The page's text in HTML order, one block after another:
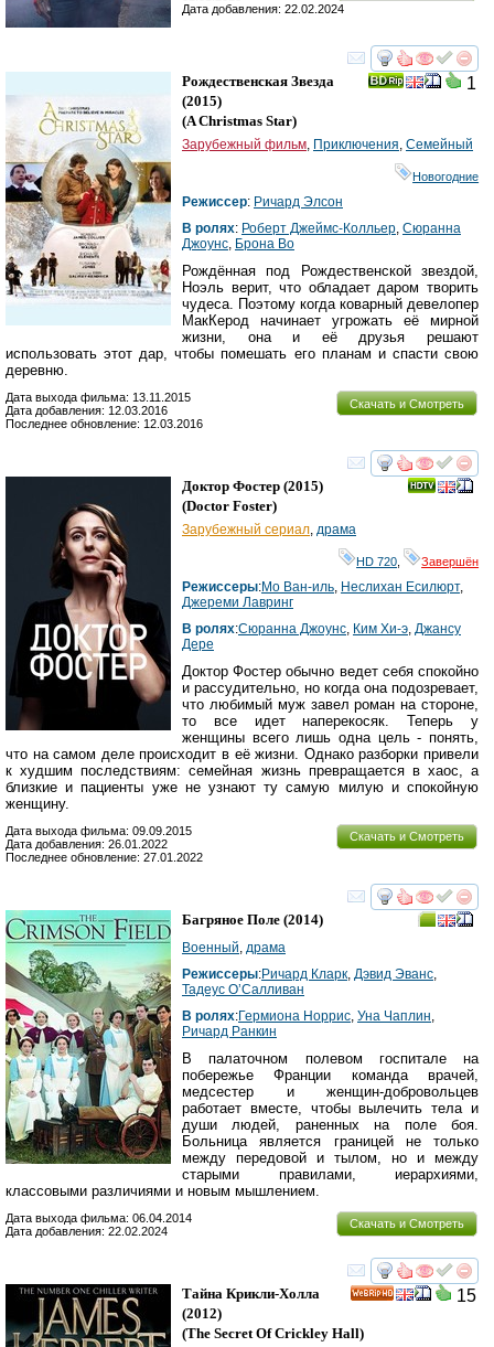
Дата добавления: 22.02.2024
смотреть
1
Рождественская Звезда
(2015)
(A Christmas Star)
Зарубежный фильм, Приключения, Семейный
Новогодние
Режиссер: Ричард Элсон
В ролях: Роберт Джеймс-Колльер, Сюранна
Джоунс, Брона Во
Рождённая под Рождественской звездой,
Ноэль верит, что обладает даром творить
чудеса. Поэтому когда коварный девелопер
МакКерод начинает угрожать её мирной
жизни, она и её друзья решают
использовать этот дар, чтобы помешать его планам и спасти свою
деревню.
Скачать и Смотреть
Дата выхода фильма: 13.11.2015
Дата добавления: 12.03.2016
Последнее обновление: 12.03.2016
смотреть
Доктор Фостер (2015)
(Doctor Foster)
Зарубежный сериал, драма
HD 720 Завершён
Режиссеры:Мо Ван-иль, Неслихан Есилюрт,
Джереми Лавринг
В ролях:Сюранна Джоунс, Ким Хи-э, Джансу
Дере
Доктор Фостер обычно ведет себя спокойно
и рассудительно, но когда она подозревает,
что любимый муж завел роман на стороне,
то все идет наперекосяк. Теперь у
женщины всего лишь одна цель - понять,
что на самом деле происходит в её жизни. Однако разборки привели
к худшим последствиям: семейная жизнь превращается в хаос, а
близкие и пациенты уже не узнают ту самую милую и спокойную
женщину.
Скачать и Смотреть
Дата выхода фильма: 09.09.2015
Дата добавления: 26.01.2022
Последнее обновление: 27.01.2022
смотреть
Багряное Поле (2014)
Военный, драма
Режиссеры:Ричард Кларк, Дэвид Эванс,
Тадеус О’Салливан
В ролях:Гермиона Норрис, Уна Чаплин,
Ричард Ранкин
В палаточном полевом госпитале на
побережье Франции команда врачей,
медсестер и женщин-добровольцев
работает вместе, чтобы вылечить тела и
души людей, раненных на поле боя.
Больница является границей не только
между передовой и тылом, но и между
старыми правилами, иерархиями,
классовыми различиями и новым мышлением.
Скачать и Смотреть
Дата выхода фильма: 06.04.2014
Дата добавления: 22.02.2024
смотреть
15
Тайна Крикли-Холла
(2012)
(The Secret Of Crickley Hall)